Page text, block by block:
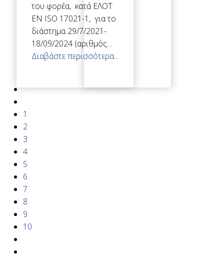
του φορέα, κατά ΕΛΟΤ
ΕΝ ISO 17021-1, για το
διάστημα 29/7/2021-
18/09/2024 (αριθμός…
Διαβάστε περισσότερα...
1
2
3
4
5
6
7
8
9
10